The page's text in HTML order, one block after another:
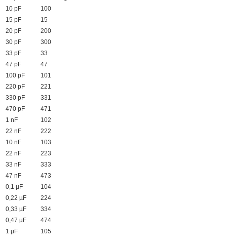
10 pF
100
15 pF
15
20 pF
200
30 pF
300
33 pF
33
47 pF
47
100 pF
101
220 pF
221
330 pF
331
470 pF
471
1 nF
102
22 nF
222
10 nF
103
22 nF
223
33 nF
333
47 nF
473
0,1 µF
104
0,22 µF
224
0,33 µF
334
0,47 µF
474
1 µF
105